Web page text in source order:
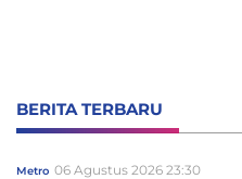
BERITA TERBARU
Metro 06 Agustus 2026 23:30